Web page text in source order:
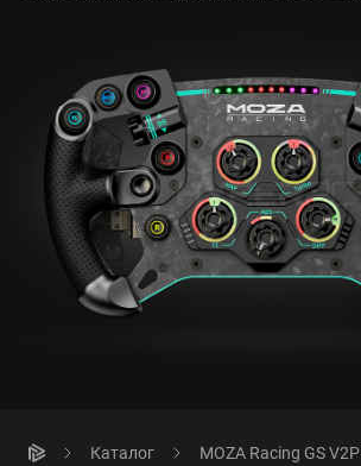
Каталог MOZA Racing GS V2P